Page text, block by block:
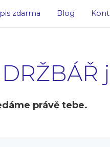
zdarma Blog
právě tebe.